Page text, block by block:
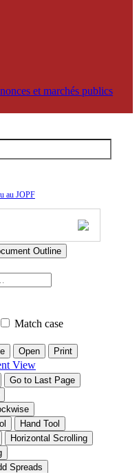
et marchés publics
au JOPF
Outline
Match case
Open
Print
View
Go to Last Page
Hand Tool
Horizontal Scrolling
Spreads